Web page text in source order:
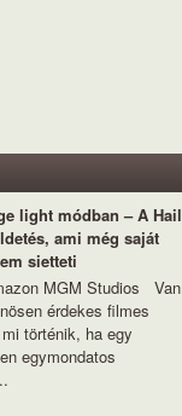
light módban – A Hail
ami még saját
sietteti
MGM Studios Van
érdekes filmes
történik, ha egy
egymondatos